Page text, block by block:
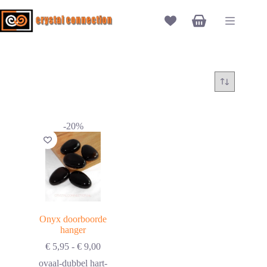
naar
de
Winkelwagen
-20%
Onyx doorboorde
hanger
€ 5,95 - € 9,00Prijsklasse:
ovaal-dubbel hart-